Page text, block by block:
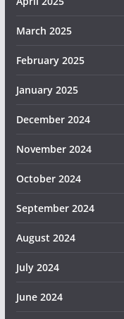
March 2025
February 2025
January 2025
December 2024
November 2024
October 2024
September 2024
August 2024
July 2024
June 2024